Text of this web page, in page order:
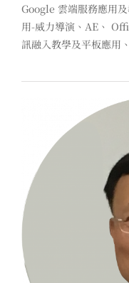
Google 雲端服務應用
用-威力導演、AE、
訊融入教學及平板應用